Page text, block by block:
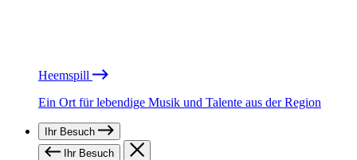
Heemspill
Ein Ort für lebendige Musik und Talente aus der Region
Ihr Besuch
Ihr Besuch